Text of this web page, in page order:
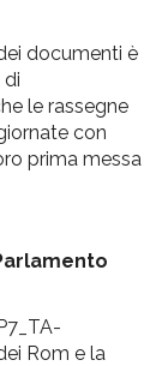
documenti è
di
le rassegne
con
prima messa
Rom e la